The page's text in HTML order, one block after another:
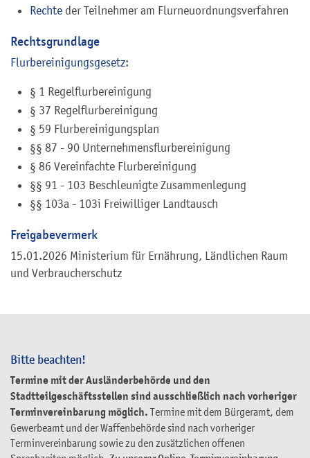
Bitte beachten!
Termine mit der Ausländerbehörde und den
Stadtteilgeschäftsstellen sind ausschließlich nach vorheriger
Terminvereinbarung möglich. Termine mit dem Bürgeramt, dem
Gewerbeamt und der Waffenbehörde sind nach vorheriger
Terminvereinbarung sowie zu den zusätzlichen offenen
Rechte der Teilnehmer am Flurneuordnungsverfahren
Rechtsgrundlage
Flurbereinigungsgesetz:
§ 1 Regelflurbereinigung
§ 37 Regelflurbereinigung
§ 59 Flurbereinigungsplan
§§ 87 - 90 Unternehmensflurbereinigung
§ 86 Vereinfachte Flurbereinigung
§§ 91 - 103 Beschleunigte Zusammenlegung
§§ 103a - 103i Freiwilliger Landtausch
Freigabevermerk
15.01.2026 Ministerium für Ernährung, Ländlichen Raum
und Verbraucherschutz